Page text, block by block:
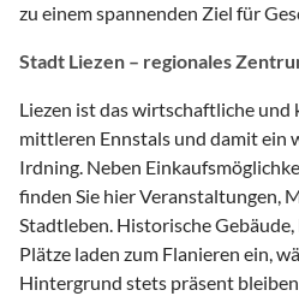
zu einem spannenden Ziel für
Stadt Liezen – regionales
Liezen ist das wirtschaftliche
mittleren Ennstals und damit ein
Irdning. Neben
finden Sie hier Veranstaltungen,
Stadtleben. Historische
Plätze laden zum Flanieren ein,
Hintergrund stets präsent